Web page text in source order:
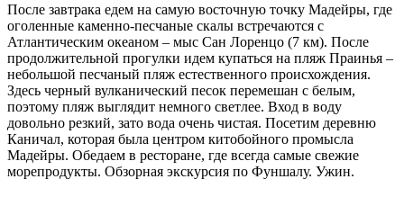
После завтрака едем на самую восточную точку Мадейры, где
оголенные каменно-песчаные скалы встречаются с
Атлантическим океаном – мыс Сан Лоренцо (7 км). После
продолжительной прогулки идем купаться на пляж Праинья –
небольшой песчаный пляж естественного происхождения.
Здесь черный вулканический песок перемешан с белым,
поэтому пляж выглядит немного светлее. Вход в воду
довольно резкий, зато вода очень чистая. Посетим деревню
Каничал, которая была центром китобойного промысла
Мадейры. Обедаем в ресторане, где всегда самые свежие
морепродукты. Обзорная экскурсия по Фуншалу. Ужин.